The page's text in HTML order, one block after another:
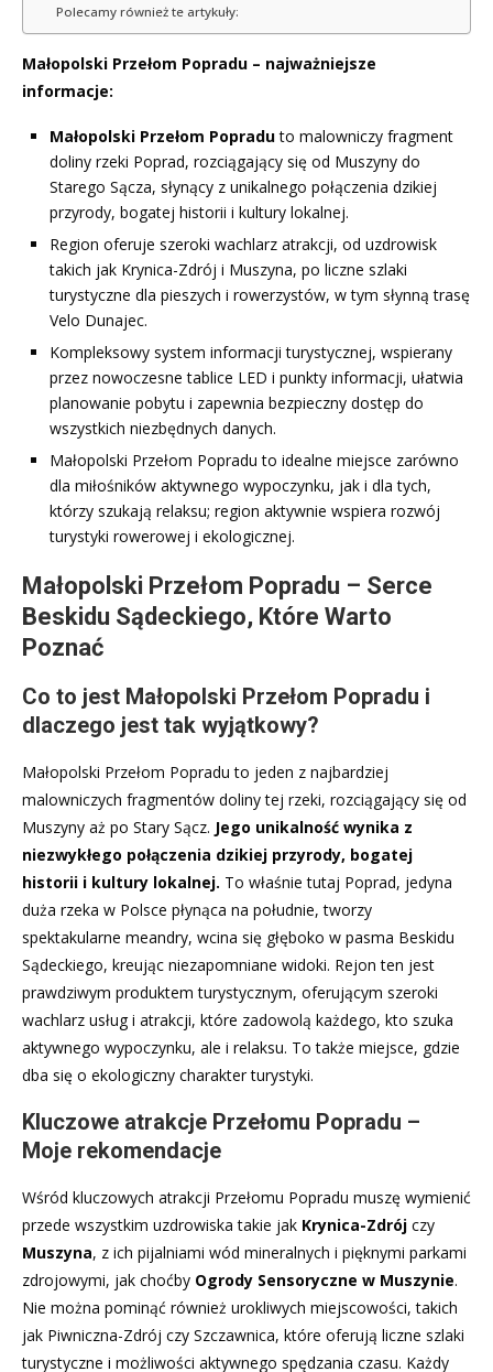
Polecamy również te artykuły:
Małopolski Przełom Popradu – najważniejsze
informacje:
Małopolski Przełom Popraduto malowniczy fragment
doliny rzeki Poprad, rozciągający się od Muszyny do
Starego Sącza, słynący z unikalnego połączenia dzikiej
przyrody, bogatej historii i kultury lokalnej.
Region oferuje szeroki wachlarz atrakcji, od uzdrowisk
takich jak Krynica-Zdrój i Muszyna, po liczne szlaki
turystyczne dla pieszych i rowerzystów, w tym słynną trasę
Velo Dunajec.
Kompleksowy system informacji turystycznej, wspierany
przez nowoczesne tablice LED i punkty informacji, ułatwia
planowanie pobytu i zapewnia bezpieczny dostęp do
wszystkich niezbędnych danych.
Małopolski Przełom Popradu to idealne miejsce zarówno
dla miłośników aktywnego wypoczynku, jak i dla tych,
którzy szukają relaksu; region aktywnie wspiera rozwój
turystyki rowerowej i ekologicznej.
Małopolski Przełom Popradu – Serce
Beskidu Sądeckiego, Które Warto
Poznać
Co to jest Małopolski Przełom Popradu i
dlaczego jest tak wyjątkowy?
Małopolski Przełom Popradu to jeden z najbardziej
malowniczych fragmentów doliny tej rzeki, rozciągający się od
Muszyny aż po Stary Sącz. Jego unikalność wynika z
niezwykłego połączenia dzikiej przyrody, bogatej
historii i kultury lokalnej. To właśnie tutaj Poprad, jedyna
duża rzeka w Polsce płynąca na południe, tworzy
spektakularne meandry, wcina się głęboko w pasma Beskidu
Sądeckiego, kreując niezapomniane widoki. Rejon ten jest
prawdziwym produktem turystycznym, oferującym szeroki
wachlarz usług i atrakcji, które zadowolą każdego, kto szuka
aktywnego wypoczynku, ale i relaksu. To także miejsce, gdzie
dba się o ekologiczny charakter turystyki.
Kluczowe atrakcje Przełomu Popradu –
Moje rekomendacje
Wśród kluczowych atrakcji Przełomu Popradu muszę wymienić
przede wszystkim uzdrowiska takie jak Krynica-Zdrój czy
Muszyna, z ich pijalniami wód mineralnych i pięknymi parkami
zdrojowymi, jak choćby Ogrody Sensoryczne w Muszynie.
Nie można pominąć również urokliwych miejscowości, takich
jak Piwniczna-Zdrój czy Szczawnica, które oferują liczne szlaki
turystyczne i możliwości aktywnego spędzania czasu. Każdy